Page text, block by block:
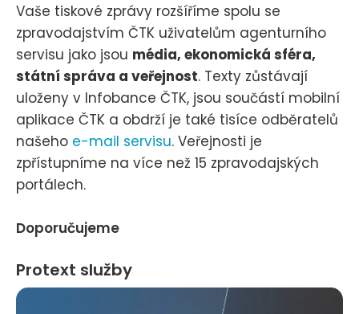
Vaše tiskové zprávy rozšíříme spolu se
zpravodajstvím ČTK uživatelům agenturního
servisu jako jsou média, ekonomická sféra,
státní správa a veřejnost. Texty zůstávají
uloženy v Infobance ČTK, jsou součástí mobilní
aplikace ČTK a obdrží je také tisíce odběratelů
našeho e-mail servisu. Veřejnosti je
zpřístupníme na více než 15 zpravodajských
portálech.
Doporučujeme
Protext služby